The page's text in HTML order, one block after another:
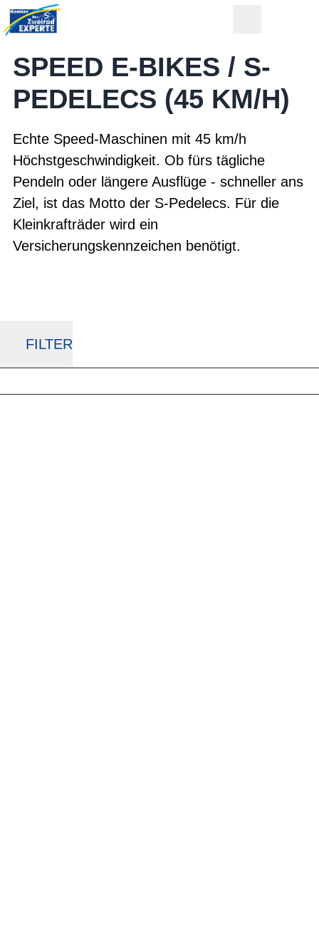
SPEED E-BIKES / S-
PEDELECS (45 KM/H)
Echte Speed-Maschinen mit 45 km/h
Höchstgeschwindigkeit. Ob fürs tägliche
Pendeln oder längere Ausflüge - schneller ans
Ziel, ist das Motto der S-Pedelecs. Für die
Kleinkrafträder wird ein
Versicherungskennzeichen benötigt.
FILTER